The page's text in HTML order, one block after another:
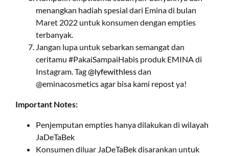
menangkan hadiah spesial dari Emina di bulan
Maret 2022 untuk konsumen dengan empties
terbanyak.
Jangan lupa untuk sebarkan semangat dan
ceritamu #PakaiSampaiHabis produk EMINA di
Instagram. Tag@lyfewithlessdan
@eminacosmetics agar bisa kami repost ya!
Important Notes:
Penjemputan empties hanya dilakukan di wilayah
JaDeTaBek
Konsumen diluar JaDeTaBek disarankan untuk